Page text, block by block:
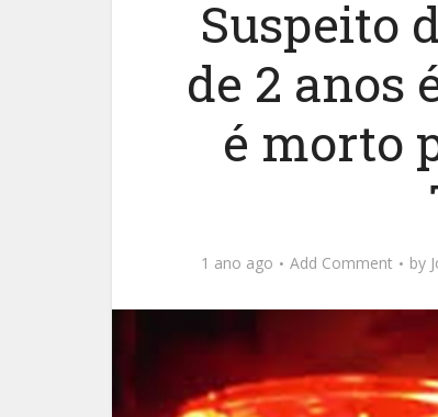
Suspeito
de 2 anos
é morto
1 ano ago Add Comment by